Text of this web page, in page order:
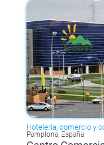
Hotelería, comercio y
Pamplona, España